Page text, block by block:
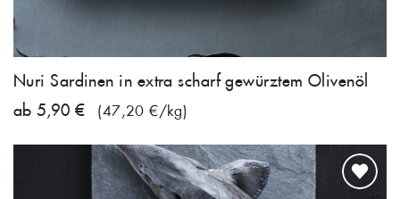
Nuri Sardinen in extra scharf gewürztem Olivenöl
ab 5,90 €
(47,20 €/kg)